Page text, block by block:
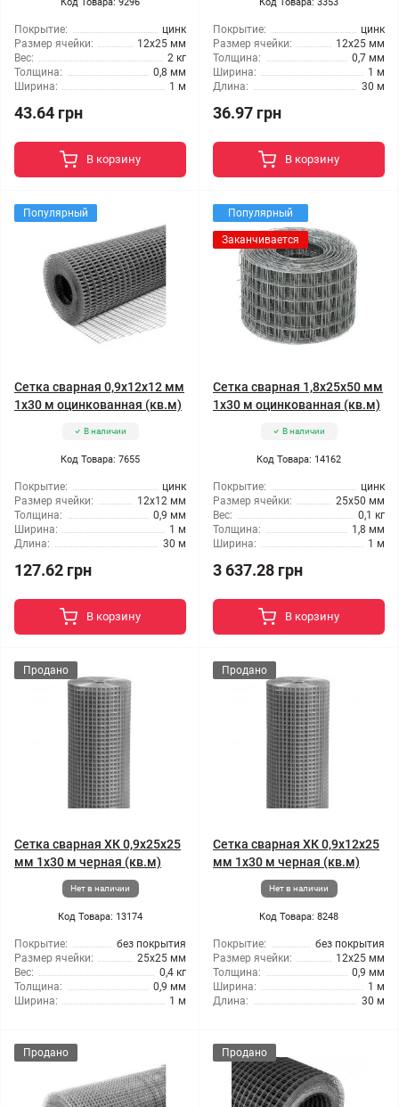
Покрытие:
цинк
Размер ячейки:
12x25 мм
Вес:
2 кг
Толщина:
0,8 мм
Ширина:
1 м
43.64 грн
В корзину
Покрытие:
цинк
Размер ячейки:
12x25 мм
Толщина:
0,7 мм
Ширина:
1 м
Длина:
30 м
36.97 грн
В корзину
Популярный
Сетка сварная 0,9x12x12 мм
1x30 м оцинкованная (кв.м)
В наличии
Код Товара: 7655
Покрытие:
цинк
Размер ячейки:
12x12 мм
Толщина:
0,9 мм
Ширина:
1 м
Длина:
30 м
127.62 грн
В корзину
Популярный
Заканчивается
Сетка сварная 1,8x25x50 мм
1x30 м оцинкованная (кв.м)
В наличии
Код Товара: 14162
Покрытие:
цинк
Размер ячейки:
25x50 мм
Вес:
0,1 кг
Толщина:
1,8 мм
Ширина:
1 м
3 637.28 грн
В корзину
Продано
Сетка сварная ХК 0,9x25x25
мм 1x30 м черная (кв.м)
Нет в наличии
Код Товара: 13174
Покрытие:
без покрытия
Размер ячейки:
25x25 мм
Вес:
0,4 кг
Толщина:
0,9 мм
Ширина:
1 м
Продано
Сетка сварная ХК 0,9x12x25
мм 1x30 м черная (кв.м)
Нет в наличии
Код Товара: 8248
Покрытие:
без покрытия
Размер ячейки:
12x25 мм
Толщина:
0,9 мм
Ширина:
1 м
Длина:
30 м
Продано Продано